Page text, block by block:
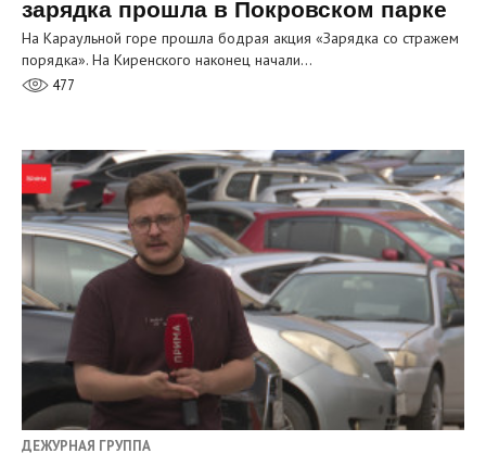
зарядка прошла в Покровском парке
На Караульной горе прошла бодрая акция «Зарядка со стражем
порядка». На Киренского наконец начали…
477
ДЕЖУРНАЯ ГРУППА